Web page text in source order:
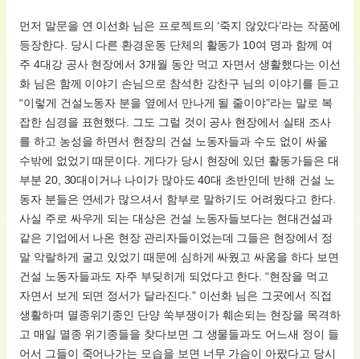
먼저 말문을 연 이선화 님은 프로젝트의 ‘죽지 않았다’라는 작품에
등장한다. 당시 다른 환경운동 단체의 활동가 10여 명과 함께 여
주 4대강 공사 현장에서 3개월 동안 먹고 자면서 생활했다는 이선
화 님은 함께 이야기 손님으로 참석한 강찬구 님의 이야기를 듣고
“이렇게 건설노동자 분을 옆에서 만나게 될 줄이야”라는 말로 복
잡한 심경을 표현했다. 그도 그럴 것이 공사 현장에서 실태 조사
를 하고 농성을 하면서 현장의 건설 노동자들과 수도 없이 싸울
수밖에 없었기 때문이다. 게다가 당시 현장에 있던 활동가들은 대
부분 20, 30대이거나 나이가 많아도 40대 초반인데 반해 건설 노
동자 분들은 연세가 많으셔서 함부로 말하기도 어려웠다고 한다.
사실 주로 싸우게 되는 대상은 건설 노동자들보다는 현대건설과
같은 기업에서 나온 현장 관리자들이었는데 그들은 현장에서 정
말 악랄하게 굴고 있었기 때문에 심하게 싸웠고 싸움을 하다 보면
건설 노동자들과도 자주 부딪히게 되었다고 한다. “현장을 먹고
자면서 보게 되면 정서가 달라진다.” 이선화 님은 그곳에서 직접
생활하며 멸종위기종인 단양 쑥부쟁이가 훼손되는 현장을 목격하
고 매일 멸종 위기종들을 찾다보면 그 생물들과도 어느새 정이 들
어서 그들이 죽어나가는 모습을 보면 너무 가슴이 아팠다고 당시